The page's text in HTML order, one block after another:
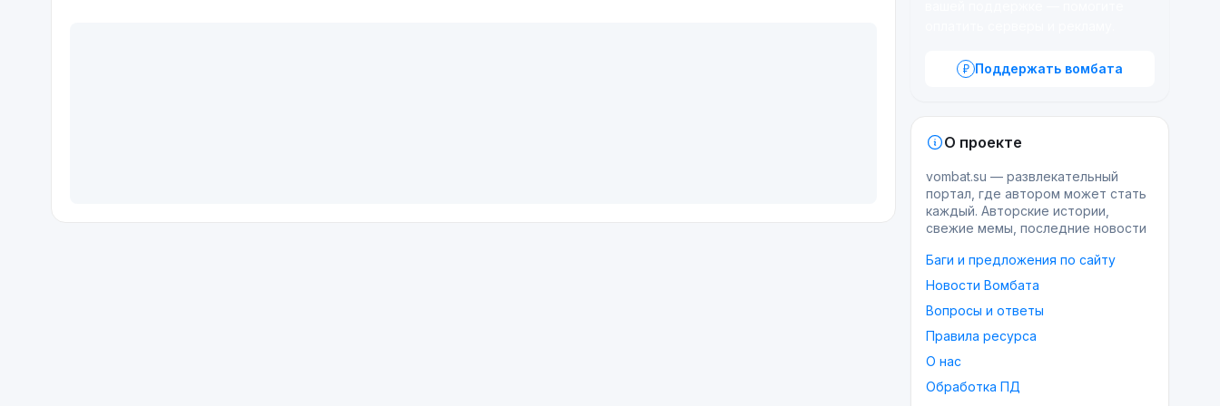
Поддержать вомбата
О проекте
vombat.su — развлекательный
портал, где автором может стать
каждый. Авторские истории,
свежие мемы, последние новости
Баги и предложения по сайту
Новости Вомбата
Вопросы и ответы
Правила ресурса
О нас
Обработка ПД